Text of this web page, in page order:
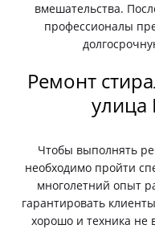
вмешательства.
профессионалы
Ремонт
улица
Чтобы выполнять
необходимо пройти
многолетний опыт
гарантировать
хорошо и техника не